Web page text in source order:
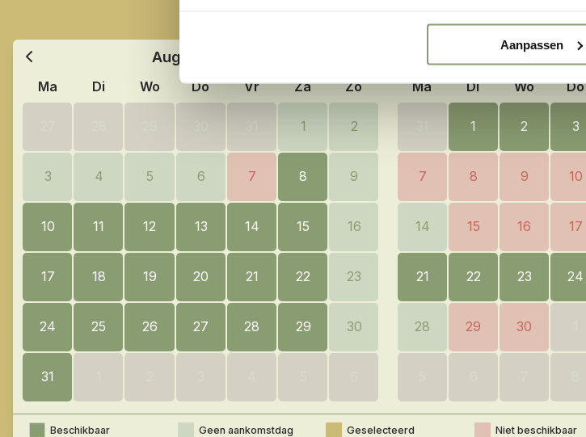
Aanpassen
Augustus
Ma Di Wo Do Vr Za Zo
1 2
3 4 5 6 7 8 9
10 11 12 13 14 15 16
17 18 19 20 21 22 23
24 25 26 27 28 29 30
31
September
Ma Di Wo Do
1 2 3
7 8 9 10
14 15 16 17
21 22 23 24
28 29 30
Beschikbaar Geen aankomstdag Geselecteerd Niet beschikbaar